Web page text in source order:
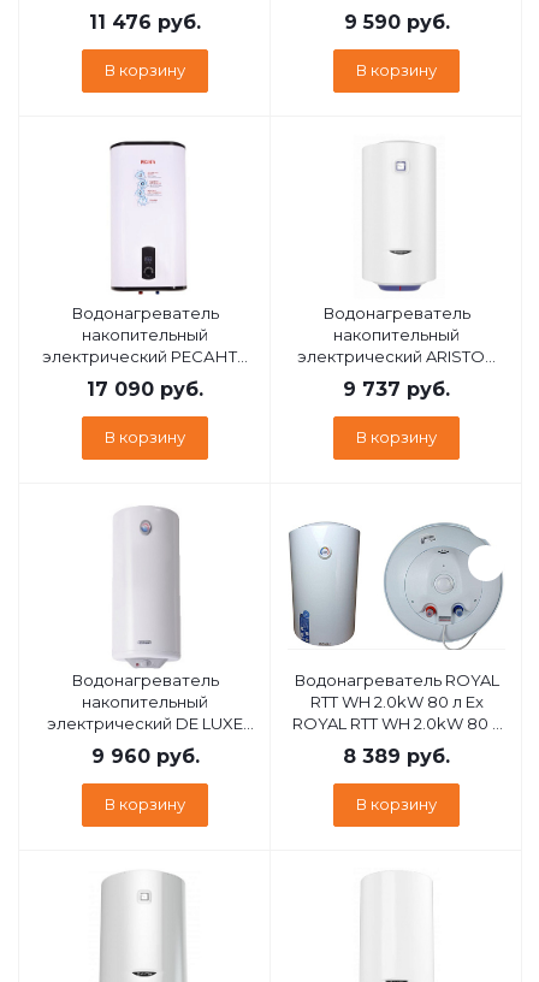
W50V2 967900
11 476 руб.
В корзину
ВН-15Н
9 590руб.
В корзину
Водонагреватель
накопительный
электрический РЕСАНТА
ВН-50В
17 090 руб.
В корзину
Водонагреватель
накопительный
электрический ARISTON
BLU1 R ABS 30 V SLIM
3700581 ARISTON BLU1 R
ABS 30 V SLIM 3700581
9 737 руб.
В корзину
Водонагреватель
накопительный
электрический DE LUXE
3W60V1 950500
9 960руб.
В корзину
Водонагреватель ROYAL
RTT WH 2.0kW 80 л Ex
ROYAL RTT WH 2.0kW 80 л
Ex
8 389 руб.
В корзину